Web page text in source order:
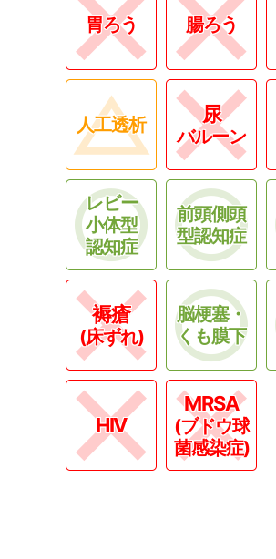
胃ろう 腸ろう
人工透析 尿
バルーン
レビー
小体型
認知症
前頭側頭
型認知症
褥瘡
(床ずれ)
脳梗塞・
くも膜下
HIV
MRSA
(ブドウ球
菌感染症)